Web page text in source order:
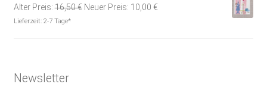
Alter Preis: 16,50€ Ursprünglicher
Neuer Preis: 10,00 €Aktueller
Lieferzeit: 2-7 Tage*
Newsletter